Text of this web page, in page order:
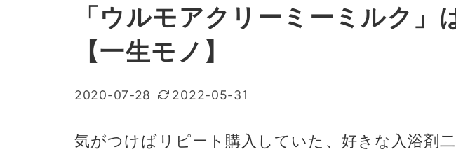
「ウルモアクリーミーミルク」
【一生モノ】
2020-07-28 2022-05-31
気がつけばリピート購入していた、好きな入浴剤二